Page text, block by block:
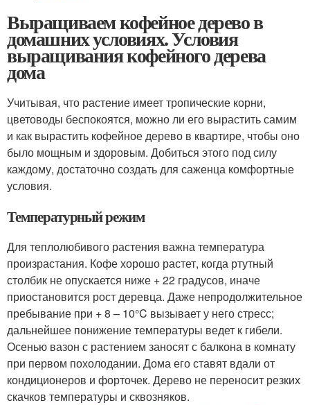
Выращиваем кофейное дерево в
домашних условиях. Условия
выращивания кофейного дерева
дома
Учитывая, что растение имеет тропические корни,
цветоводы беспокоятся, можно ли его вырастить самим
и как вырастить кофейное дерево в квартире, чтобы оно
было мощным и здоровым. Добиться этого под силу
каждому, достаточно создать для саженца комфортные
условия.
Температурный режим
Для теплолюбивого растения важна температура
произрастания. Кофе хорошо растет, когда ртутный
столбик не опускается ниже + 22 градусов, иначе
приостановится рост деревца. Даже непродолжительное
пребывание при + 8 – 10°C вызывает у него стресс;
дальнейшее понижение температуры ведет к гибели.
Осенью вазон с растением заносят с балкона в комнату
при первом похолодании. Дома его ставят вдали от
кондиционеров и форточек. Дерево не переносит резких
скачков температуры и сквозняков.